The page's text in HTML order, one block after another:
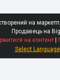
на
Продавець на
на контент
Select Language